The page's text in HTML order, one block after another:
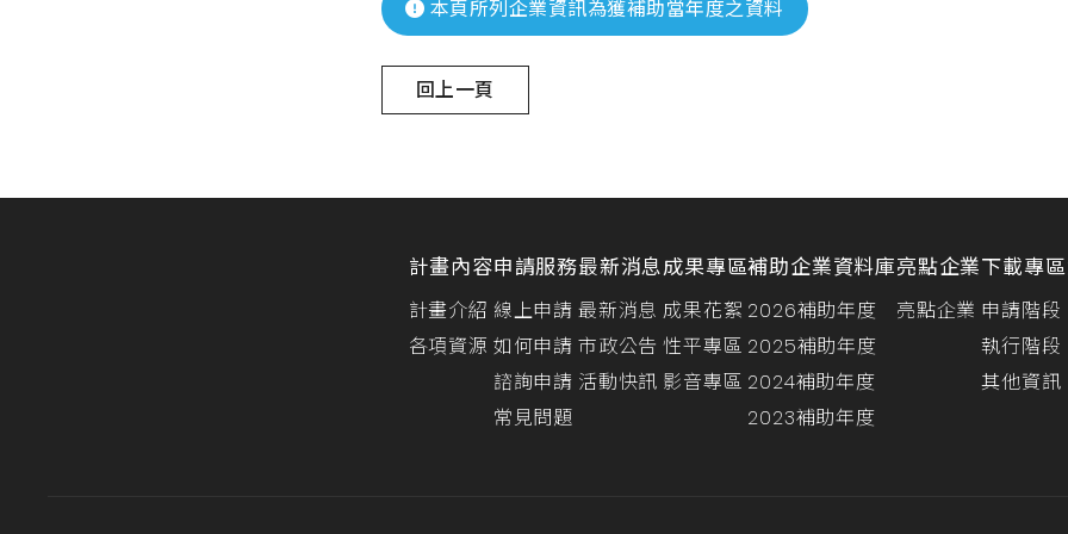
本頁所列企業資訊為獲補助當年度之資料
回上一頁
計畫內容
計畫介紹
各項資源
申請服務
線上申請
如何申請
諮詢申請
常見問題
最新消息
最新消息
市政公告
活動快訊
成果專區
成果花絮
性平專區
影音專區
補助企業資料庫
2026補助年度
2025補助年度
2024補助年度
2023補助年度
亮點企業
亮點企業
下載專區
申請階段
執行階段
其他資訊